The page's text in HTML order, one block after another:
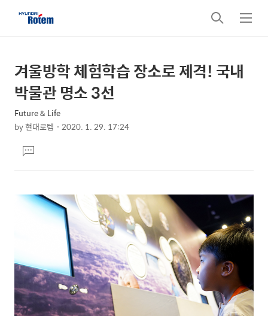
검
색
메
뉴
상
세
텐
본
문
제
목
겨울방학 체험학습 장소로 제격! 국내
박물관 명소 3선
Future & Life
by현대로템 2020. 1. 29. 17:24
문댓
글